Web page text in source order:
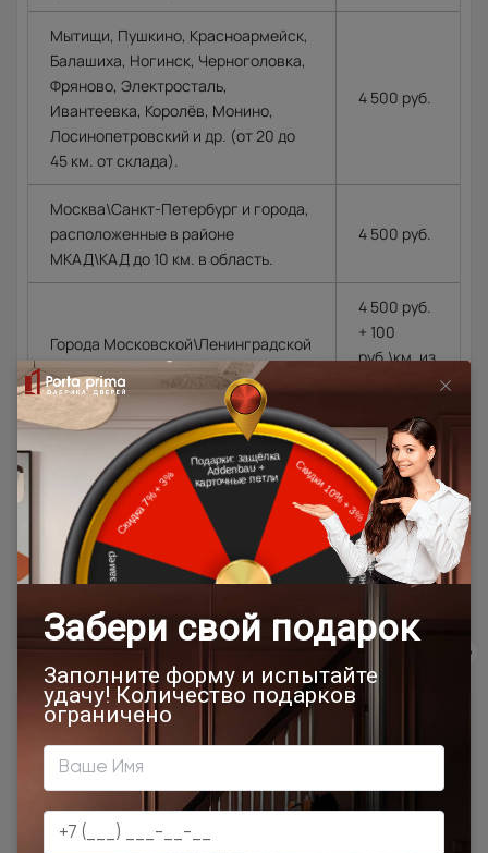
Мытищи, Пушкино, Красноармейск,
Балашиха, Ногинск, Черноголовка,
Фряново, Электросталь,
Ивантеевка, Королёв, Монино,
Лосинопетровский и др. (от 20 до
45 км. от склада).
4 500 руб.
Москва\Санкт-Петербург и города,
расположенные в районе
МКАД\КАД до 10 км. в область.
4 500 руб.
Города Московской\Ленинградской
области, располагающиеся далее
10 км. от МКАД (кроме Щёлковского
шоссе)\КАД
4 500 руб.
+ 100
руб.\км. из
сторону от
МКАД\КАД
Доставка в регионы осуществляется по тарифам нашего
дилера в данном регионе или, при заказе через запрос с
сайта, отдельно рассчитывается менеджером интернет-
Подробная информация о доставке
Товар относится к категориям:
Двери модерн
Стильные современные межкомнатные двери
700x1900 900x2000 1000x2100 700x2200
Двери межкомнатные 1000х2000 мм